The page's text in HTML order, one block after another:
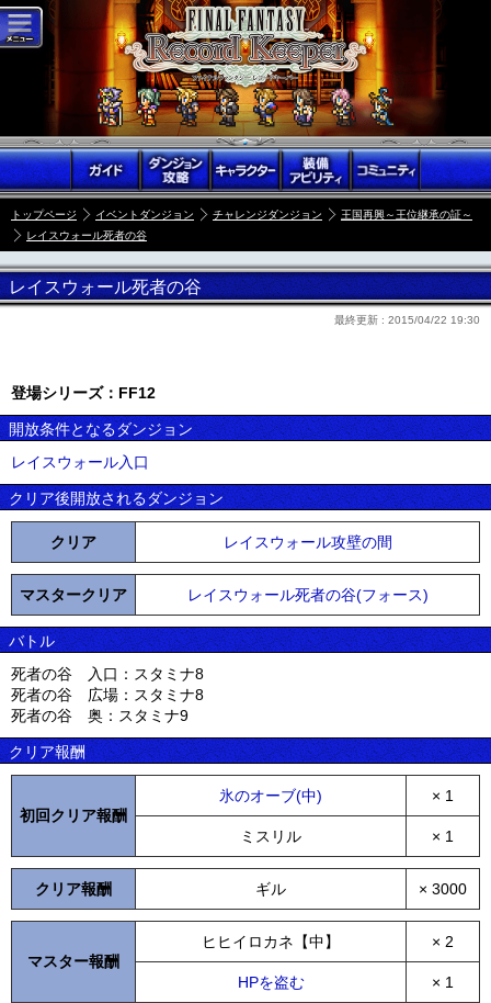
トップページ イベントダンジョン チャレンジダンジョン
王国再興～王位継承の証～
レイスウォール死者の谷
レイスウォール死者の谷
最終更新 : 2015/04/22 19:30
登場シリーズ：FF12
開放条件となるダンジョン
レイスウォール入口
クリア後開放されるダンジョン
クリア レイスウォール攻壁の間
マスタークリア レイスウォール死者の谷(フォース)
バトル
死者の谷 入口：スタミナ8
死者の谷 広場：スタミナ8
死者の谷 奥：スタミナ9
クリア報酬
初回クリア報酬
氷のオーブ(中) × 1
ミスリル × 1
クリア報酬 ギル × 3000
マスター報酬
ヒヒイロカネ【中】 × 2
HPを盗む × 1